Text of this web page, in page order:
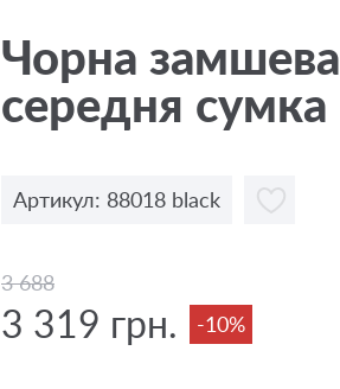
Чорна замшева
середня сумка
Артикул: 88018 black
3 688
3 319 грн. -10%